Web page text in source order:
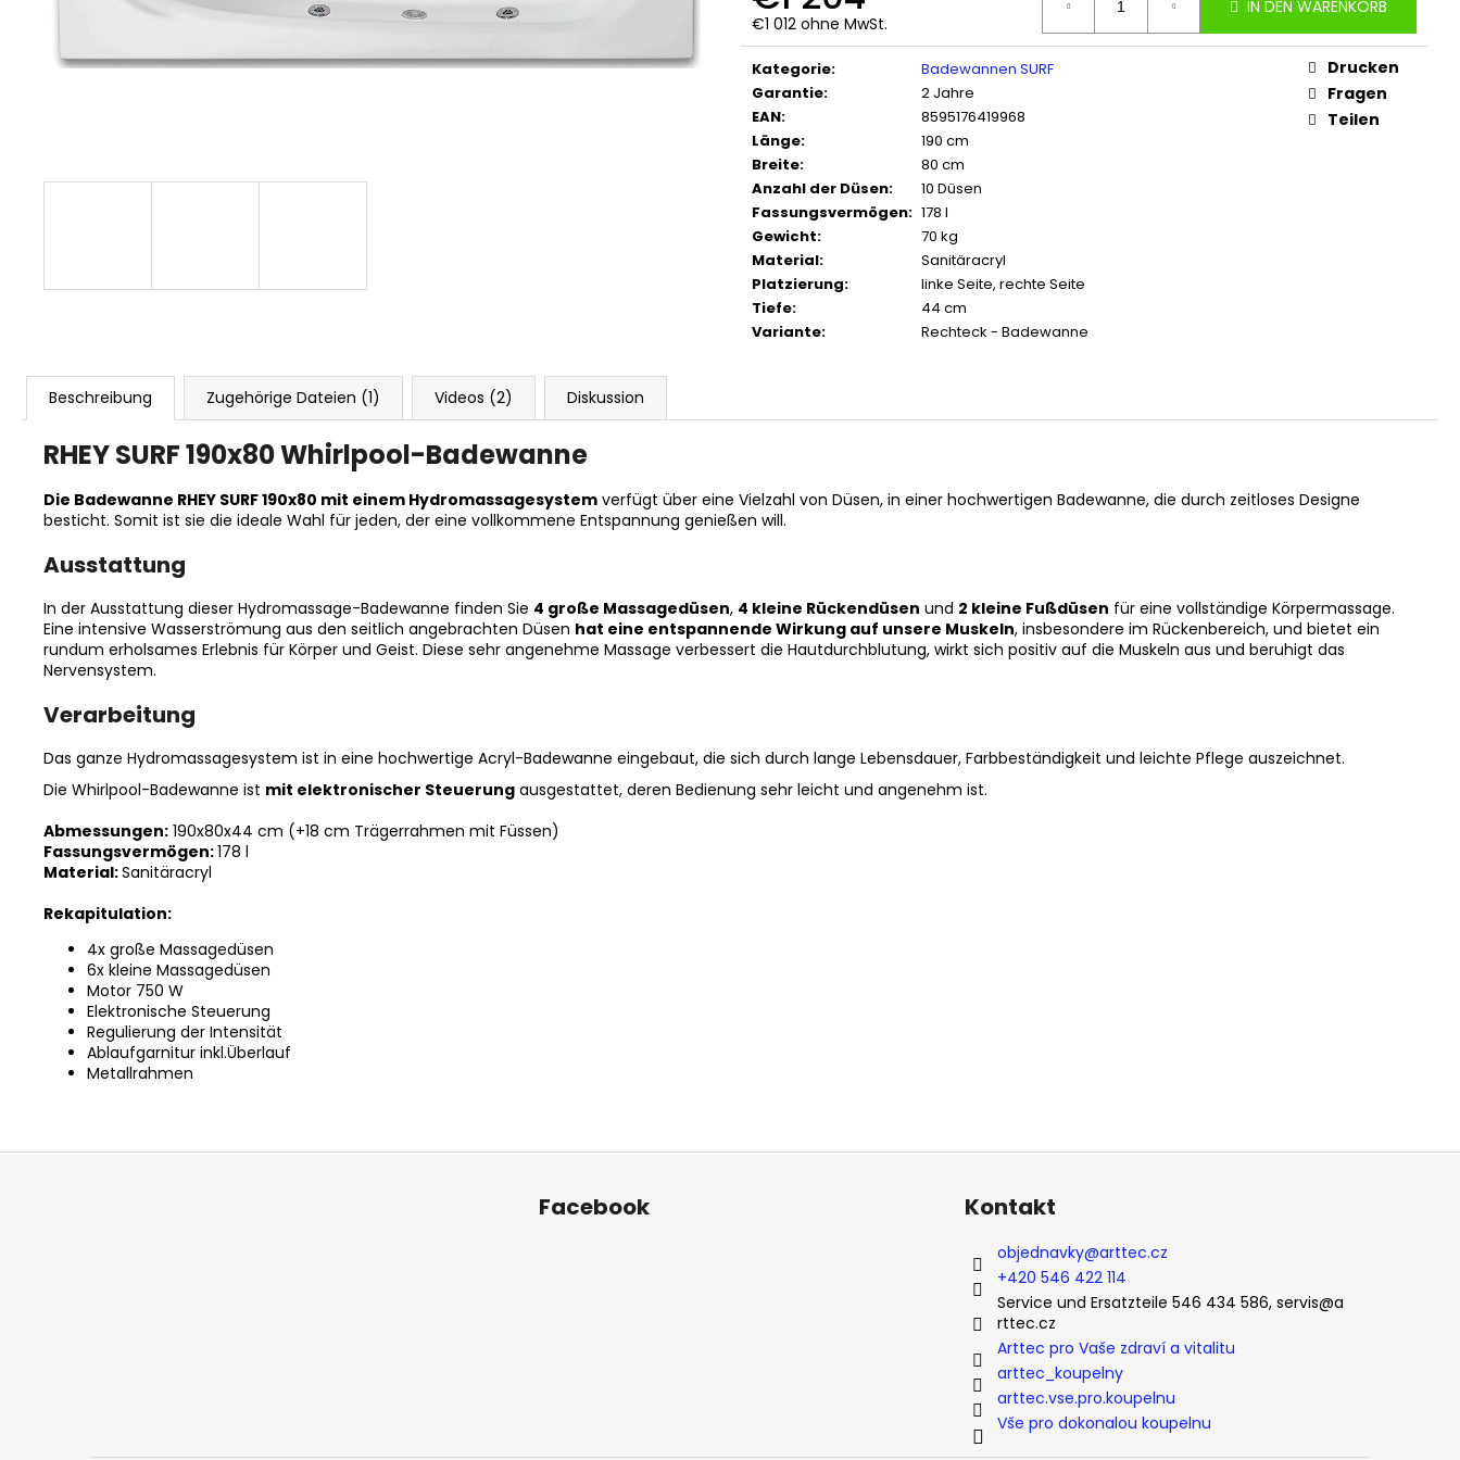
€1 012 ohne MwSt.
Verkaufspreis:
IN DEN WARENKORB
Kategorie:
Badewannen SURF
Garantie:
2 Jahre
EAN:
8595176419968
Länge:
190 cm
Breite:
80 cm
Anzahl der Düsen:
10 Düsen
Fassungsvermögen: 178 l
Gewicht:
70 kg
Material:
Sanitäracryl
Platzierung:
linke Seite, rechte Seite
Tiefe:
44 cm
Variante: Rechteck - Badewanne
Drucken
Fragen
Teilen
Beschreibung Zugehörige Dateien (1) Videos (2) Diskussion
RHEY SURF 190x80 Whirlpool-Badewanne
Die Badewanne RHEY SURF 190x80 mit einem Hydromassagesystem verfügt über eine Vielzahl von Düsen, in einer hochwertigen Badewanne, die durch zeitloses Designe
besticht. Somit ist sie die ideale Wahl für jeden, der eine vollkommene Entspannung genießen will.
Ausstattung
In der Ausstattung dieser Hydromassage-Badewanne finden Sie 4 große Massagedüsen, 4 kleine Rückendüsen und 2 kleine Fußdüsen für eine vollständige Körpermassage.
Eine intensive Wasserströmung aus den seitlich angebrachten Düsen hat eine entspannende Wirkung auf unsere Muskeln, insbesondere im Rückenbereich, und bietet ein
rundum erholsames Erlebnis für Körper und Geist. Diese sehr angenehme Massage verbessert die Hautdurchblutung, wirkt sich positiv auf die Muskeln aus und beruhigt das
Nervensystem.
Verarbeitung
Das ganze Hydromassagesystem ist in eine hochwertige Acryl-Badewanne eingebaut, die sich durch lange Lebensdauer, Farbbeständigkeit und leichte Pflege auszeichnet.
Die Whirlpool-Badewanne ist mit elektronischer Steuerung ausgestattet, deren Bedienung sehr leicht und angenehm ist.
Abmessungen: 190x80x44 cm (+18 cm Trägerrahmen mit Füssen)
Fassungsvermögen:178 l
Material:Sanitäracryl
Rekapitulation:
4x große Massagedüsen
6x kleine Massagedüsen
Motor 750 W
Elektronische Steuerung
Regulierung der Intensität
Ablaufgarnitur inkl.Überlauf
Metallrahmen
Facebook Kontakt
objednavky@arttec.cz
+420 546 422 114
Service und Ersatzteile 546 434 586, servis@a
rttec.cz
Arttec pro Vaše zdraví a vitalitu
arttec_koupelny
arttec.vse.pro.koupelnu
Vše pro dokonalou koupelnu